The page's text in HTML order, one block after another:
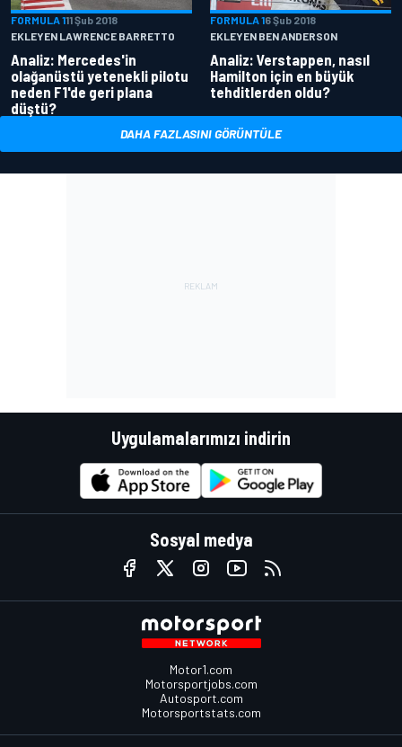
FORMULA 111 Şub 2018
EKLEYEN LAWRENCE BARRETTO
Analiz: Mercedes'in
olağanüstü yetenekli pilotu
neden F1'de geri plana
düştü?
FORMULA 16 Şub 2018
EKLEYEN BEN ANDERSON
Analiz: Verstappen, nasıl
Hamilton için en büyük
tehditlerden oldu?
DAHA FAZLASINI GÖRÜNTÜLE
Uygulamalarımızı indirin
Sosyal medya
Motor1.com
Motorsportjobs.com
Autosport.com
Motorsportstats.com